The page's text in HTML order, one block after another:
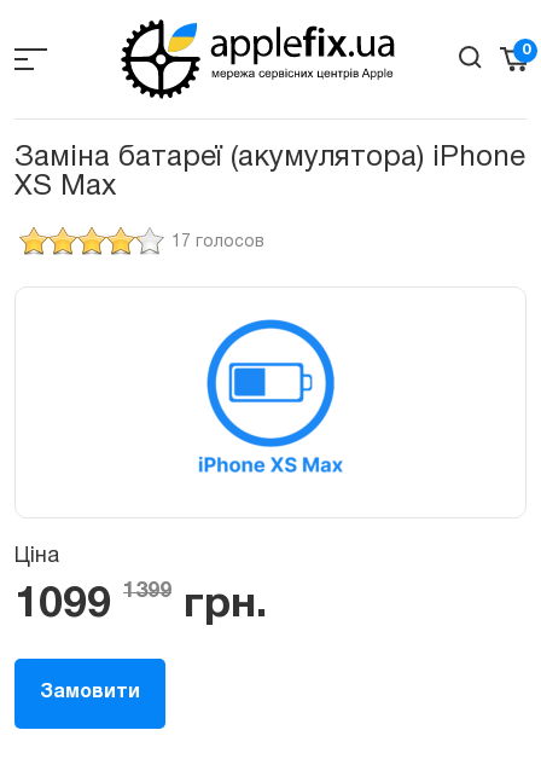
the
0
Заміна батареї (акумулятора) iPhone
XS Max
17 голосов
Ціна
1099 1399 грн.
Замовити